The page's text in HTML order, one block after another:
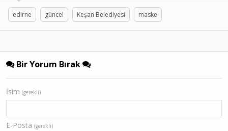
edirne güncel Keşan Belediyesi maske
Bir Yorum Bırak
İsim (gerekli)
E-Posta (gerekli)